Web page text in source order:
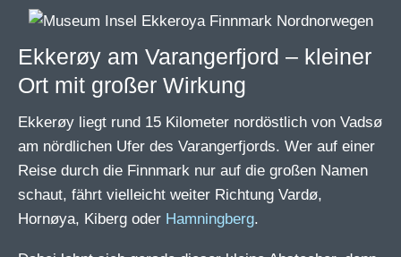
Ekkerøy am Varangerfjord – kleiner
Ort mit großer Wirkung
Ekkerøy liegt rund 15 Kilometer nordöstlich von Vadsø
am nördlichen Ufer des Varangerfjords. Wer auf einer
Reise durch die Finnmark nur auf die großen Namen
schaut, fährt vielleicht weiter Richtung Vardø,
Hornøya, Kiberg oder Hamningberg.